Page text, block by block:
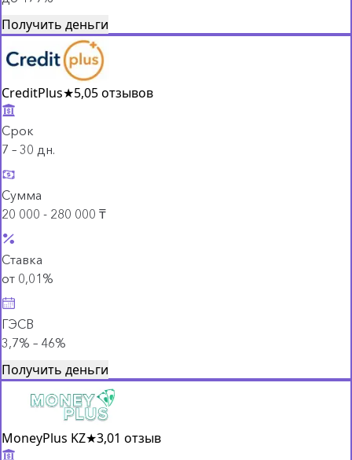
Получить деньги
CreditPlus★5,05 отзывов
Срок
7 – 30 дн.
Сумма
20 000 - 280 000 ₸
Ставка
от 0,01%
ГЭСВ
3,7% – 46%
Получить деньги
MoneyPlus KZ★3,01 отзыв